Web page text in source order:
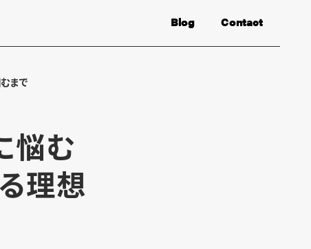
Contact
Blog
まで
悩む
理想